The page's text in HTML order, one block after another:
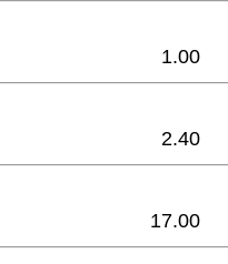
1.00
2.40
17.00